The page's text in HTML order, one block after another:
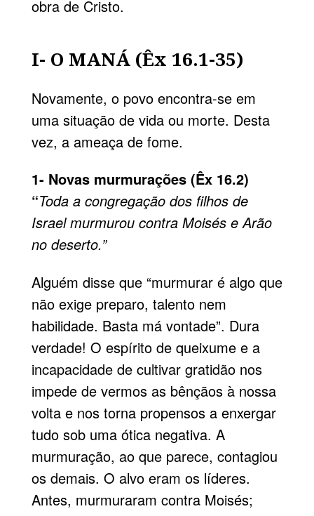
obra de Cristo.
I- O MANÁ (Êx 16.1-35)
Novamente, o povo encontra-se em
uma situação de vida ou morte. Desta
vez, a ameaça de fome.
1- Novas murmurações (Êx 16.2)
“Toda a congregação dos filhos de
Israel murmurou contra Moisés e Arão
no deserto.”
Alguém disse que “murmurar é algo que
não exige preparo, talento nem
habilidade. Basta má vontade”. Dura
verdade! O espírito de queixume e a
incapacidade de cultivar gratidão nos
impede de vermos as bênçãos à nossa
volta e nos torna propensos a enxergar
tudo sob uma ótica negativa. A
murmuração, ao que parece, contagiou
os demais. O alvo eram os líderes.
Antes, murmuraram contra Moisés;